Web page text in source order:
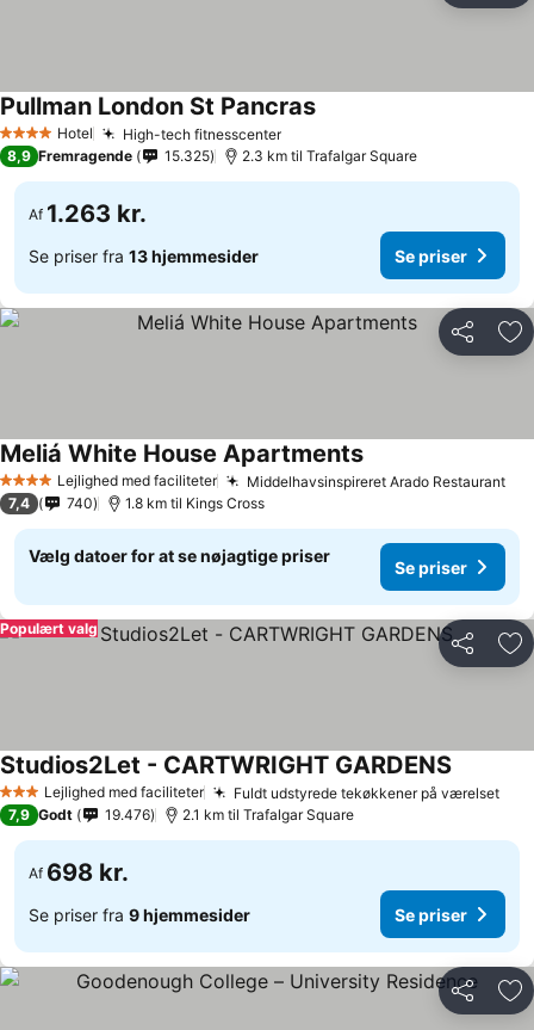
4 StjernerHotel High-tech fitnesscenterSe priser
Pullman London St PancrasSe priser
8,9 Fremragende 15.325 2.3 km til Trafalgar Square
Af 1.263 kr.
Se priser fra 13 hjemmesider Se priser
Del
4 StjernerLejlighed med faciliteter Middelhavsinspireret Arado RestaurantSe
Meliá White House ApartmentsSe priser
7,4 740 1.8 km til Kings Cross
Vælg datoer for at se nøjagtige priser
Se priser
Del
Populært valg
3 StjernerLejlighed med faciliteter Fuldt udstyrede tekøkkener på værelsetSe
Studios2Let - CARTWRIGHT GARDENS
7,9 Godt 19.476 2.1 km til Trafalgar Square
Af 698 kr.
Se priser fra 9 hjemmesider Se priser
Del